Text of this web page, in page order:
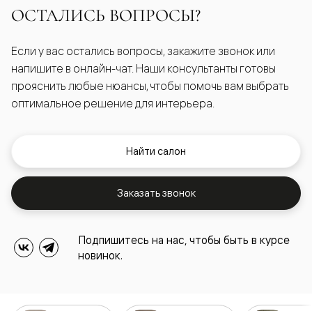
ОСТАЛИСЬ ВОПРОСЫ?
Если у вас остались вопросы, закажите звонок или
напишите в онлайн-чат. Наши консультанты готовы
прояснить любые нюансы, чтобы помочь вам выбрать
оптимальное решение для интерьера.
Найти салон
Заказать звонок
Подпишитесь на нас, чтобы быть в курсе
новинок.